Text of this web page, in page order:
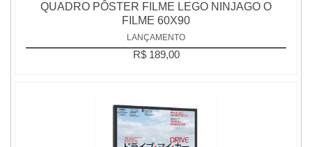
QUADRO PÔSTER FILME LEGO NINJAGO O
FILME 60X90
LANÇAMENTO
R$ 189,00